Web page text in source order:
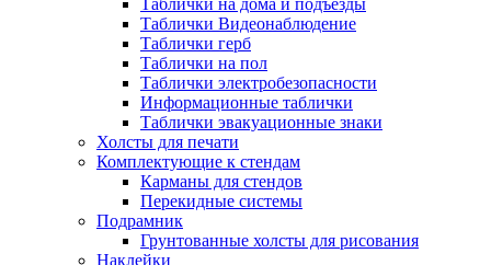
Таблички Видеонаблюдение
Таблички герб
Таблички на пол
Таблички электробезопасности
Информационные таблички
Таблички эвакуационные знаки
Холсты для печати
Комплектующие к стендам
Карманы для стендов
Перекидные системы
Подрамник
Грунтованные холсты для рисования
Наклейки